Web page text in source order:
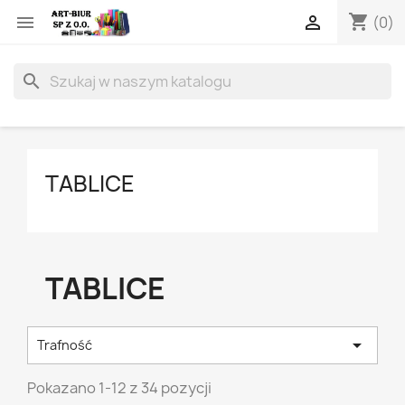
 shopping_cart (0)

search
TABLICE
TABLICE
Trafność 
Pokazano 1-12 z 34 pozycji